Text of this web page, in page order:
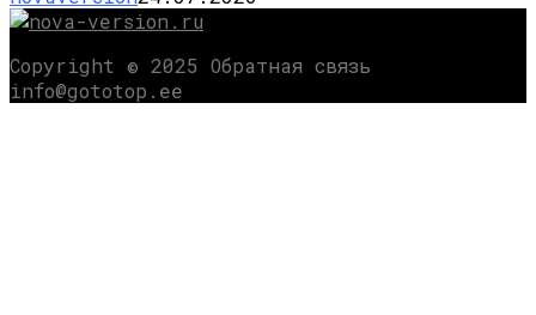
Copyright © 2025 Обратная связь
info@gototop.ee